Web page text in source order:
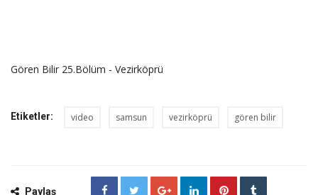
Gören Bilir 25.Bölüm - Vezirköprü
Etiketler: video samsun vezirköprü gören bilir
Paylaş